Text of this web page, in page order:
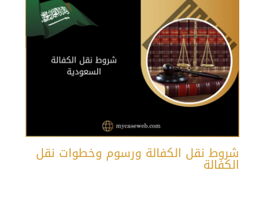
شروط نقل الكفالة ورسوم وخطوات نقل
الكفالة